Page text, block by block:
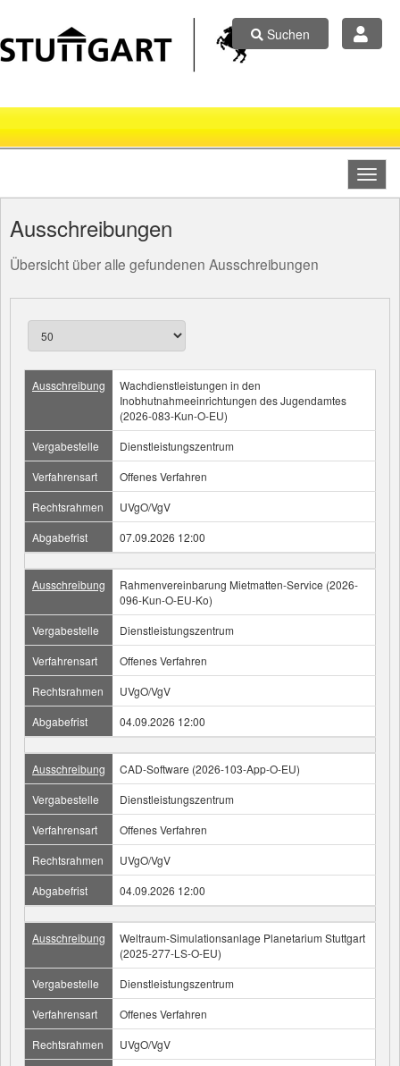
Suchen
Ausschreibungen
Übersicht über alle gefundenen Ausschreibungen
Ausschreibung
Wachdienstleistungen in den
Inobhutnahmeeinrichtungen des Jugendamtes
(2026-083-Kun-O-EU)
Vergabestelle
Dienstleistungszentrum
Verfahrensart
Offenes Verfahren
Rechtsrahmen
UVgO/VgV
Abgabefrist
07.09.2026 12:00
Ausschreibung
Rahmenvereinbarung Mietmatten-Service (2026-
096-Kun-O-EU-Ko)
Vergabestelle
Dienstleistungszentrum
Verfahrensart
Offenes Verfahren
Rechtsrahmen
UVgO/VgV
Abgabefrist
04.09.2026 12:00
Ausschreibung
CAD-Software (2026-103-App-O-EU)
Vergabestelle
Dienstleistungszentrum
Verfahrensart
Offenes Verfahren
Rechtsrahmen
UVgO/VgV
Abgabefrist
04.09.2026 12:00
Ausschreibung
Weltraum-Simulationsanlage Planetarium Stuttgart
(2025-277-LS-O-EU)
Vergabestelle
Dienstleistungszentrum
Verfahrensart
Offenes Verfahren
Rechtsrahmen
UVgO/VgV